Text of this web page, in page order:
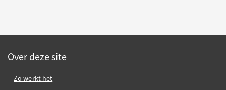
Over deze site
Zo werkt het